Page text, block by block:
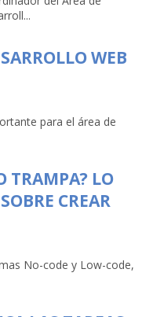
WEB
para el área de
TRAMPA? LO
CREAR
No-code y Low-code,